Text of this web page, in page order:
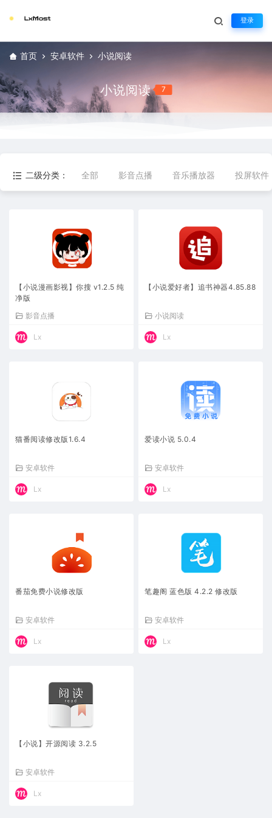
登录
首页 安卓软件 小说阅读
小说阅读 7
二级分类： 全部 影音点播 音乐播放器 投屏软件
【小说漫画影视】你搜 v1.2.5 纯
净版
影音点播
Lx
【小说爱好者】追书神器4.85.88
小说阅读
Lx
猫番阅读修改版1.6.4
安卓软件
Lx
爱读小说 5.0.4
安卓软件
Lx
番茄免费小说修改版
安卓软件
Lx
笔趣阁 蓝色版 4.2.2 修改版
安卓软件
Lx
【小说】开源阅读 3.2.5
安卓软件
Lx